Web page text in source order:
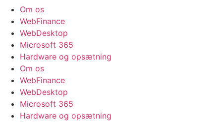
Om os
WebFinance
WebDesktop
Microsoft 365
Hardware og opsætning
Om os
WebFinance
WebDesktop
Microsoft 365
Hardware og opsætning